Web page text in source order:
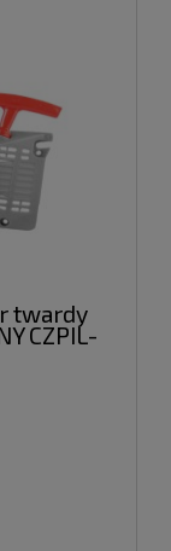
twardy
CZPIL-